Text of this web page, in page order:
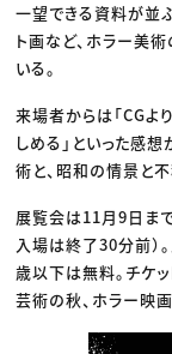
一望できる資料が並
ト画など、ホラー美
いる。
来場者からは「CGよ
しめる」といった感
術と、昭和の情景と
展覧会は11月9日ま
入場は終了30分前）
歳以下は無料。チケ
芸術の秋、ホラー映